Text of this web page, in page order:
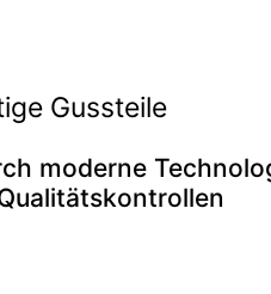
Gussteile
moderne